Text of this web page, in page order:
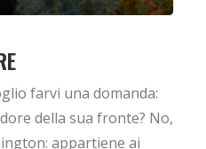
farvi una domanda:
della sua fronte? No,
appartiene ai